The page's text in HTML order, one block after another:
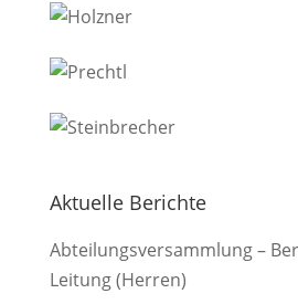
Aktuelle Berichte
Abteilungsversammlung –
Leitung (Herren)